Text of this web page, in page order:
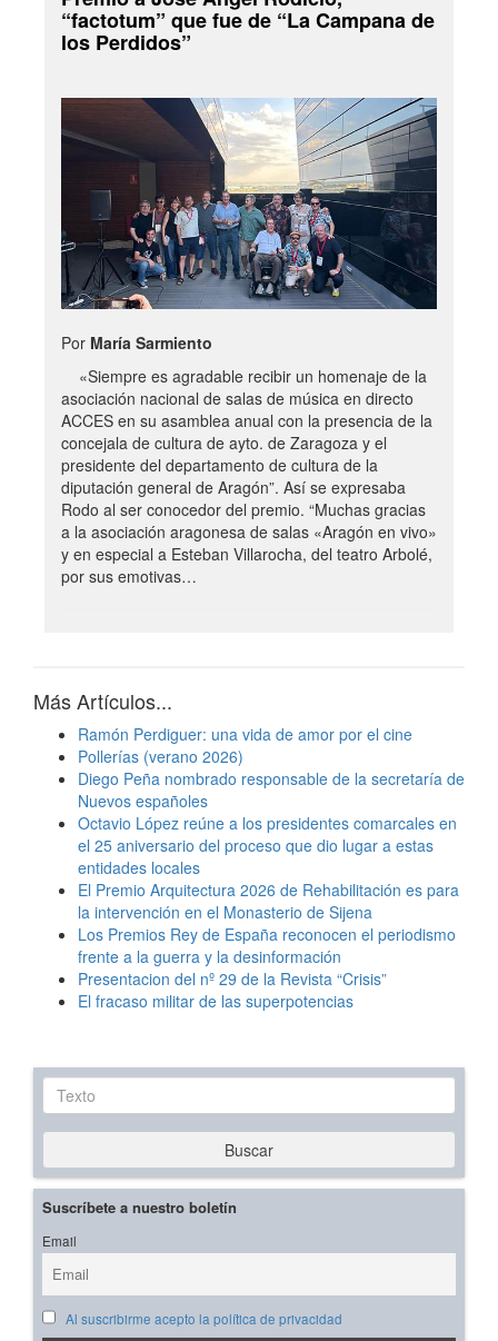
“factotum” que fue de “La Campana de
los Perdidos”
Por María Sarmiento
«Siempre es agradable recibir un homenaje de la
asociación nacional de salas de música en directo
ACCES en su asamblea anual con la presencia de la
concejala de cultura de ayto. de Zaragoza y el
presidente del departamento de cultura de la
diputación general de Aragón”. Así se expresaba
Rodo al ser conocedor del premio. “Muchas gracias
a la asociación aragonesa de salas «Aragón en vivo»
y en especial a Esteban Villarocha, del teatro Arbolé,
por sus emotivas…
Más Artículos...
Ramón Perdiguer: una vida de amor por el cine
Pollerías (verano 2026)
Diego Peña nombrado responsable de la secretaría de
Nuevos españoles
Octavio López reúne a los presidentes comarcales en
el 25 aniversario del proceso que dio lugar a estas
entidades locales
El Premio Arquitectura 2026 de Rehabilitación es para
la intervención en el Monasterio de Sijena
Los Premios Rey de España reconocen el periodismo
frente a la guerra y la desinformación
Presentacion del nº 29 de la Revista “Crisis”
El fracaso militar de las superpotencias
Texto
Buscar
Suscríbete a nuestro boletín
Email
Al suscribirme acepto la política de privacidad